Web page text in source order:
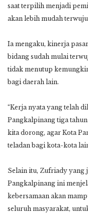
saat terpilih menjadi
akan lebih mudah
Ia mengaku, kinerja
bidang sudah mulai
tidak menutup
bagi daerah lain.
“Kerja nyata yang telah
Pangkalpinang tiga
kita dorong, agar Kota
teladan bagi kota-kota
Selain itu, Zufriady yang
Pangkalpinang ini
kebersamaan akan
seluruh masyarakat,